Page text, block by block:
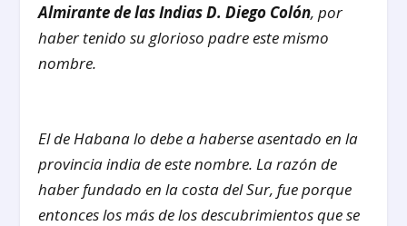
Almirante de las Indias D. Diego Colón, por
haber tenido su glorioso padre este mismo
nombre.
El de Habana lo debe a haberse asentado en la
provincia india de este nombre. La razón de
haber fundado en la costa del Sur, fue porque
entonces los más de los descubrimientos que se